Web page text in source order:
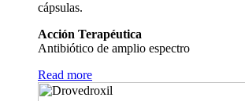
cápsulas.
Acción Terapéutica
Antibiótico de amplio espectro
Read more